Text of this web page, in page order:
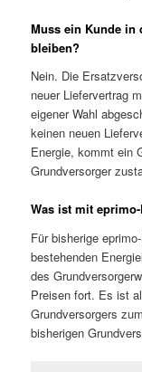
Muss ein Kunde in
bleiben?
Nein. Die
neuer Liefervertrag
eigener Wahl
keinen neuen
Energie, kommt ein
Grundversorger
Was ist mit
Für bisherige
bestehenden
des
Preisen fort. Es ist
Grundversorgers
bisherigen